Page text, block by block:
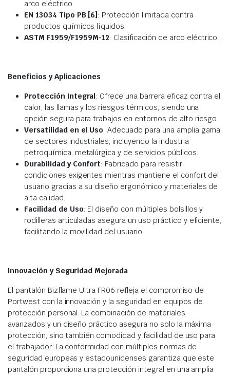
arco eléctrico.
EN 13034 Tipo PB [6] : Protección limitada contra
productos químicos líquidos.
ASTM F1959/F1959M-12: Clasificación de arco eléctrico.
Beneficios y Aplicaciones
Protección Integral: Ofrece una barrera eficaz contra el
calor, las llamas y los riesgos térmicos, siendo una
opción segura para trabajos en entornos de alto riesgo.
Versatilidad en el Uso: Adecuado para una amplia gama
de sectores industriales, incluyendo la industria
petroquímica, metalúrgica y de servicios públicos.
Durabilidad y Confort: Fabricado para resistir
condiciones exigentes mientras mantiene el confort del
usuario gracias a su diseño ergonómico y materiales de
alta calidad.
Facilidad de Uso: El diseño con múltiples bolsillos y
rodilleras articuladas asegura un uso práctico y eficiente,
facilitando la movilidad del usuario.
Innovación y Seguridad Mejorada
El pantalón Bizflame Ultra FR06 refleja el compromiso de
Portwest con la innovación y la seguridad en equipos de
protección personal. La combinación de materiales
avanzados y un diseño práctico asegura no solo la máxima
protección, sino también comodidad y facilidad de uso para
el trabajador. La conformidad con múltiples normas de
seguridad europeas y estadounidenses garantiza que este
pantalón proporciona una protección integral en una amplia